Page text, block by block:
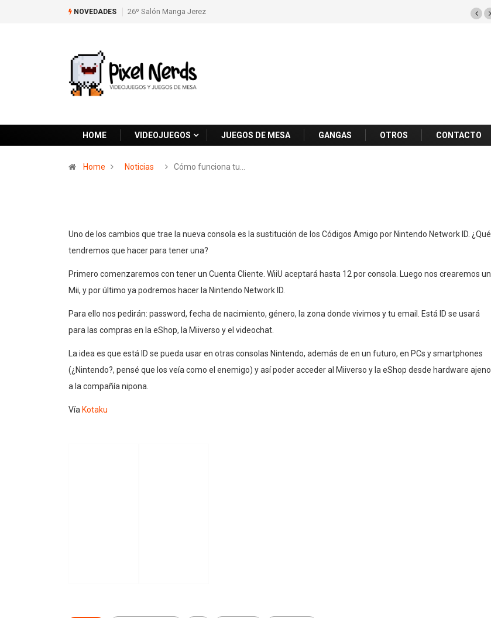
NOVEDADES 26º Salón Manga Jerez
HOME VIDEOJUEGOS JUEGOS DE MESA GANGAS OTROS CONTACTO
Home Noticias Cómo funciona tu…
Uno de los cambios que trae la nueva consola es la sustitución de los Códigos Amigo por Nintendo Network ID. ¿Qué
tendremos que hacer para tener una?
Primero comenzaremos con tener un Cuenta Cliente. WiiU aceptará hasta 12 por consola. Luego nos crearemos un
Mii, y por último ya podremos hacer la Nintendo Network ID.
Para ello nos pedirán: password, fecha de nacimiento, género, la zona donde vivimos y tu email. Está ID se usará
para las compras en la eShop, la Miiverso y el videochat.
La idea es que está ID se pueda usar en otras consolas Nintendo, además de en un futuro, en PCs y smartphones
(¿Nintendo?, pensé que los veía como el enemigo) y así poder acceder al Miiverso y la eShop desde hardware ajeno
a la compañía nipona.
Vía Kotaku